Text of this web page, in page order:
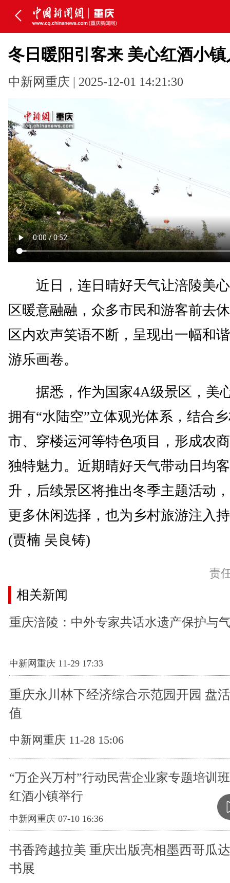
冬日暖阳引客来 美心红酒小
中新网重庆 | 2025-12-01 14:21:30
近日，连日晴好天气让涪陵美心
区暖意融融，众多市民和游客前去
区内欢声笑语不断，呈现出一幅和
游乐画卷。
据悉，作为国家4A级景区，美
拥有“水陆空”立体观光体系，结合
市、穿楼运河等特色项目，形成农
独特魅力。近期晴好天气带动日均
升，后续景区将推出冬季主题活动
更多休闲选择，也为乡村旅游注入
(贾楠 吴良铸)
责
相关新闻
重庆涪陵：中外专家共话水遗产保护与
中新网重庆 11-29 17:33
重庆永川林下经济综合示范园开园 盘
值
中新网重庆 11-28 15:06
“万企兴万村”行动民营企业家专题培训
红酒小镇举行
中新网重庆 07-10 16:36
书香跨越拉美 重庆出版亮相墨西哥瓜
书展